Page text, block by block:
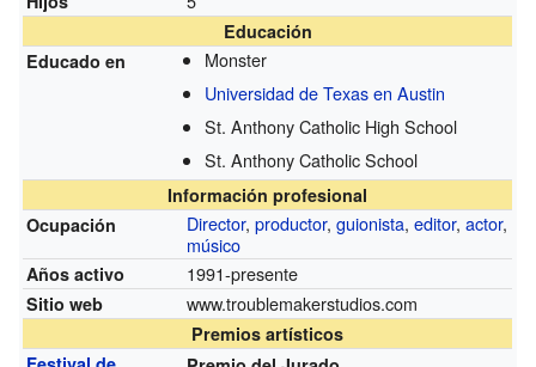
Educación
Educado en
Monster
Universidad de Texas en Austin
St. Anthony Catholic High School
St. Anthony Catholic School
Información profesional
Ocupación
Director,productor,guionista,editor,actor,
músico
Años activo 1991-presente
Sitio web www.troublemakerstudios.com
Premios artísticos